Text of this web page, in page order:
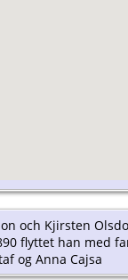
och Kjirsten
flyttet han med
og Anna Cajsa